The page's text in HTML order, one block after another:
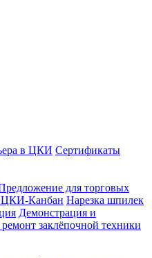
в ЦКИ Сертификаты
для торговых
ЦКИ-Канбан Нарезка шпилек
Демонстрация и
заклёпочной техники